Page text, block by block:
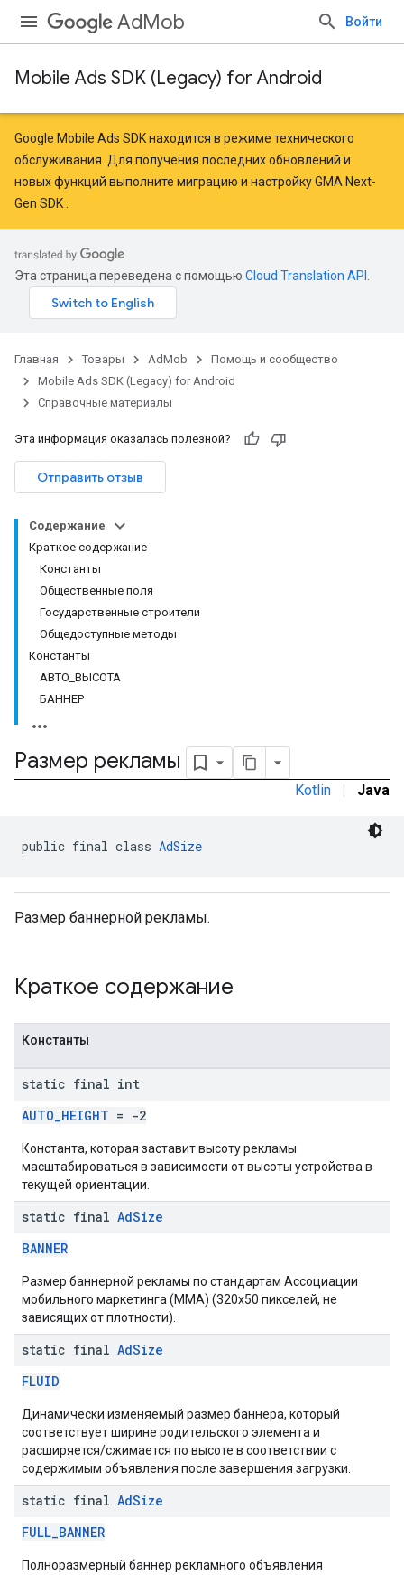
AdMob Войти
Mobile Ads SDK (Legacy) for Android
Google Mobile Ads SDK находится в режиме технического
обслуживания. Для получения последних обновлений и
новых функций выполните миграцию и настройку GMA Next-
Gen SDK
Эта страница переведена с помощью Cloud Translation API
Главная Товары AdMob
Помощь и сообщество
Mobile Ads SDK (Legacy) for Android
Справочные материалы
Эта информация оказалась полезной?
Отправить отзыв
Содержание
Краткое содержание
Константы
Общественные поля
Государственные строители
Общедоступные методы
Константы
АВТО_ВЫСОТА
БАННЕР
Размер рекламы
Kotlin | Java
public final class AdSize
Размер баннерной рекламы.
Краткое содержание
Константы
static final int
AUTO_HEIGHT = -2
Константа, которая заставит высоту рекламы
масштабироваться в зависимости от высоты устройства в
текущей ориентации.
static final AdSize
BANNER
Размер баннерной рекламы по стандартам Ассоциации
мобильного маркетинга (MMA) (320x50 пикселей, не
зависящих от плотности).
static final AdSize
FLUID
Динамически изменяемый размер баннера, который
соответствует ширине родительского элемента и
расширяется/сжимается по высоте в соответствии с
содержимым объявления после завершения загрузки.
static final AdSize
FULL_BANNER
Полноразмерный баннер рекламного объявления